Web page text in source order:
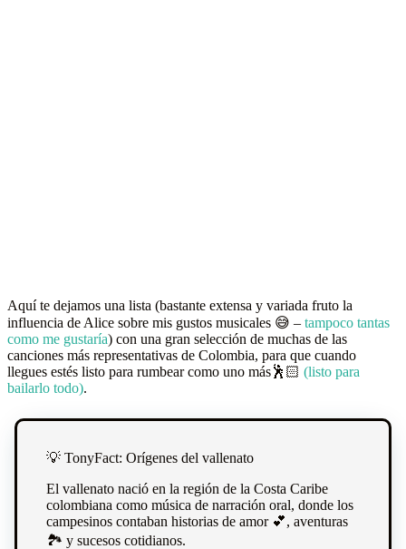
Aquí te dejamos una lista (bastante extensa y variada fruto la
influencia de Alice sobre mis gustos musicales 😅 – tampoco tantas
como me gustaría) con una gran selección de muchas de las
canciones más representativas de Colombia, para que cuando
llegues estés listo para rumbear como uno más🕺🏻 (listo para
bailarlo todo).
💡 TonyFact: Orígenes del vallenato
El vallenato nació en la región de la Costa Caribe
colombiana como música de narración oral, donde los
campesinos contaban historias de amor 💕, aventuras
🏞️ y sucesos cotidianos.